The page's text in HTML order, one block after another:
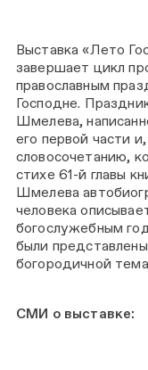
Выставка «Лето
завершает цикл
православным
Господне.
Шмелева,
его первой части
словосочетанию,
стихе 61-й главы
Шмелева
человека
богослужебным
были
богородичной
СМИ о выставке: